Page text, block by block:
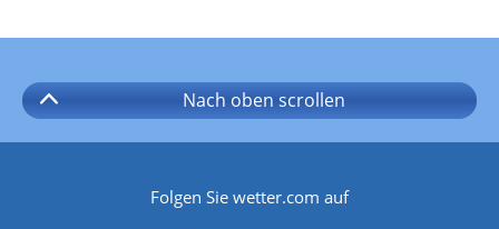
Nach oben scrollen
Folgen Sie wetter.com auf